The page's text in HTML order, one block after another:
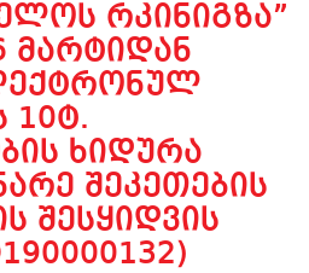
ᲠᲙᲘᲜᲘᲒᲖᲐ”
ᲛᲐᲠᲢᲘᲓᲐᲜ
10Ტ.
ᲮᲘᲓᲣᲠᲐ
ᲨᲔᲙᲔᲗᲔᲑᲘᲡ
ᲨᲔᲡᲧᲘᲓᲕᲘᲡ